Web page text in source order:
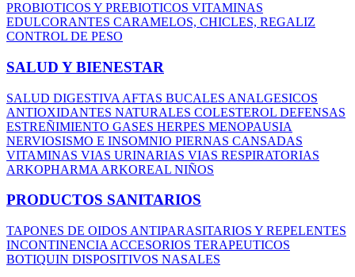
PROBIOTICOS Y PREBIOTICOS VITAMINAS
EDULCORANTES CARAMELOS, CHICLES, REGALIZ
CONTROL DE PESO
SALUD Y BIENESTAR
SALUD DIGESTIVA AFTAS BUCALES ANALGESICOS
ANTIOXIDANTES NATURALES COLESTEROL DEFENSAS
ESTREÑIMIENTO GASES HERPES MENOPAUSIA
NERVIOSISMO E INSOMNIO PIERNAS CANSADAS
VITAMINAS VIAS URINARIAS VIAS RESPIRATORIAS
ARKOPHARMA ARKOREAL NIÑOS
PRODUCTOS SANITARIOS
TAPONES DE OIDOS ANTIPARASITARIOS Y REPELENTES
INCONTINENCIA ACCESORIOS TERAPEUTICOS
BOTIQUIN DISPOSITIVOS NASALES